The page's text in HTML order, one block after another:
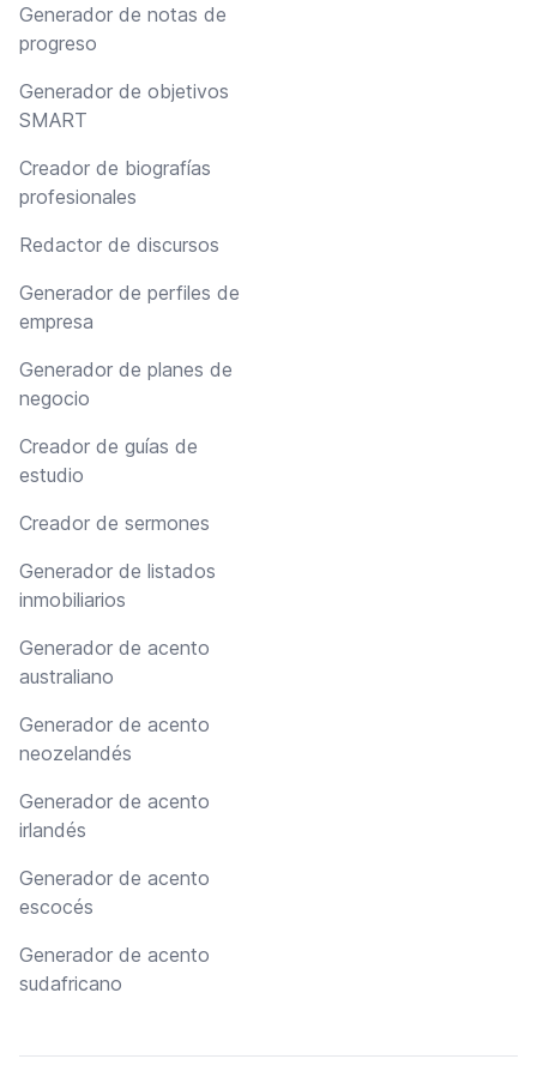
Generador de notas de
progreso
Generador de objetivos
SMART
Creador de biografías
profesionales
Redactor de discursos
Generador de perfiles de
empresa
Generador de planes de
negocio
Creador de guías de
estudio
Creador de sermones
Generador de listados
inmobiliarios
Generador de acento
australiano
Generador de acento
neozelandés
Generador de acento
irlandés
Generador de acento
escocés
Generador de acento
sudafricano